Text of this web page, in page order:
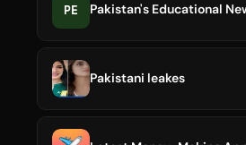
PE Pakistan's Educational
Pakistani leakes